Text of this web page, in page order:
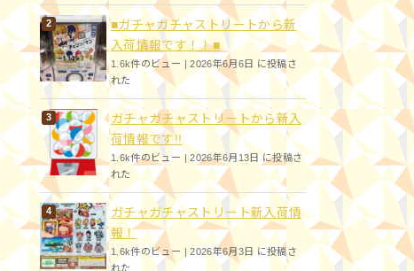
■ガチャガチャストリートから新
入荷情報です！！■
1.6k件のビュー |2026年6月6日 に投稿さ
れた
ガチャガチャストリートから新入
荷情報です!!
1.6k件のビュー|2026年6月13日 に投稿さ
れた
ガチャガチャストリート新入荷情
報！
1.6k件のビュー |2026年6月3日 に投稿さ
れた